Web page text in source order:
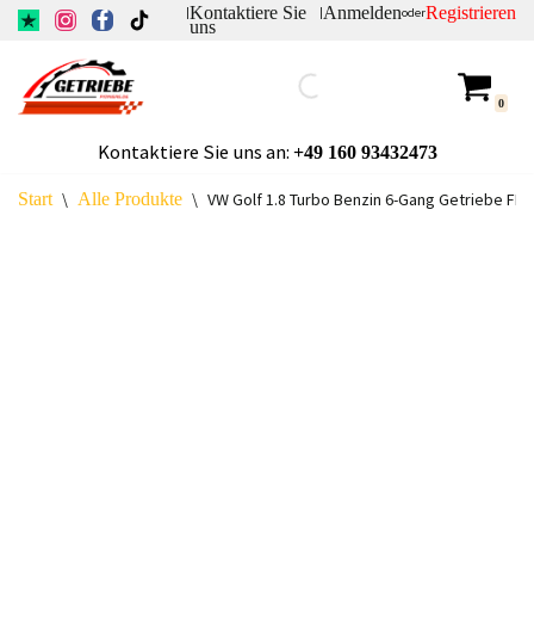
Inhalt
springen
|Kontaktiere Sie
uns
|AnmeldenoderRegistrieren
0
Kontaktiere Sie uns an: +49160 93432473
Start \ Alle Produkte \ VW Golf 1.8 Turbo Benzin 6-Gang Getriebe FML